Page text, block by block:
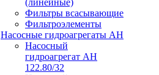
(линейные)
Фильтры всасывающие
Фильтроэлементы
Насосные гидроагрегаты АН
Насосный
гидроагрегат АН
122.80/32